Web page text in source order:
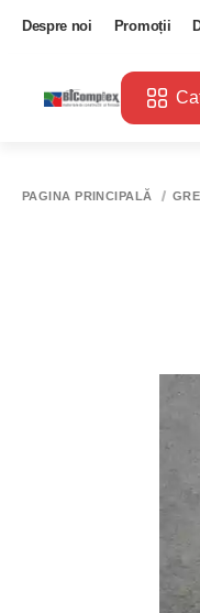
Despre noi Promoții
PAGINA PRINCIPALĂ